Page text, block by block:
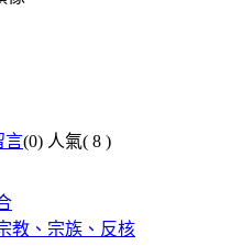
言(0) 人氣( 8 )
教、宗族、反核